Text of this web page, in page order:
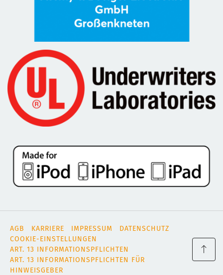
AGB KARRIERE IMPRESSUM
DATENSCHUTZ
COOKIE-EINSTELLUNGEN
ART. 13 INFORMATIONSPFLICHTEN
ART. 13 INFORMATIONSPFLICHTEN FÜR
HINWEISGEBER